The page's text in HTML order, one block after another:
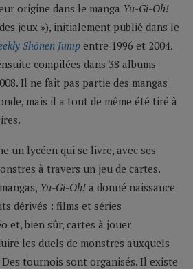
origine dans le manga Yu-Gi-Oh!
jeux »), initialement publié dans le
Shōnen Jump entre 1996 et 2004.
compilées dans 38 albums
Il ne fait pas partie des mangas
mais il a tout de même été tiré à
un lycéen qui se livre, avec ses
à travers un jeu de cartes.
Yu-Gi-Oh! a donné naissance
dérivés : films et séries
et, bien sûr, cartes à jouer
les duels de monstres auxquels
tournois sont organisés. Il existe